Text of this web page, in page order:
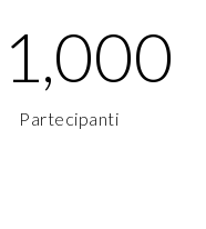
1,000
Partecipanti